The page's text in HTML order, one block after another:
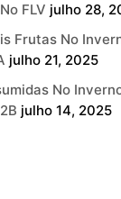
FLV julho 28,
Frutas No
julho 21, 2025
No
julho 14, 2025